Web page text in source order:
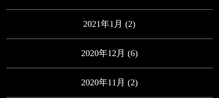
2021年1月 (2)
2020年12月 (6)
2020年11月 (2)